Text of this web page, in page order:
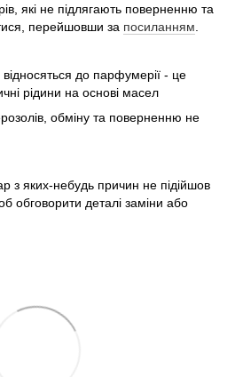
які не підлягають поверненню та
перейшовши за посиланням
до парфумерії - це
рідини на основі масел
обміну та поверненню не
з яких-небудь причин не підійшов
обговорити деталі заміни або